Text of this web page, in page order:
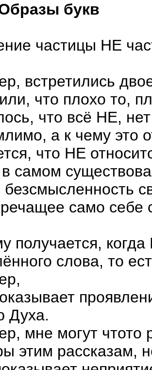
букв
частицы НЕ
встретились
что плохо то,
что всё НЕ,
а к чему это
что НЕ
самом
безсмысленность
само себе
получается,
слова, то
Духа.
мне могут чтото
этим рассказам,